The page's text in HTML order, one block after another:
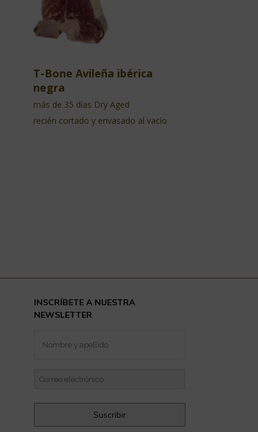
T-Bone Avileña ibérica
negra
más de 35 días Dry Aged
recién cortado y envasado al vacío
INSCRÍBETE A NUESTRA
NEWSLETTER
Suscribir